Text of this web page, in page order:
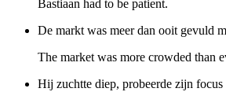
Bastiaan had to be patient.
De markt was meer dan ooit gevuld
The market was more crowded than
Hij zuchtte diep, probeerde zijn focus